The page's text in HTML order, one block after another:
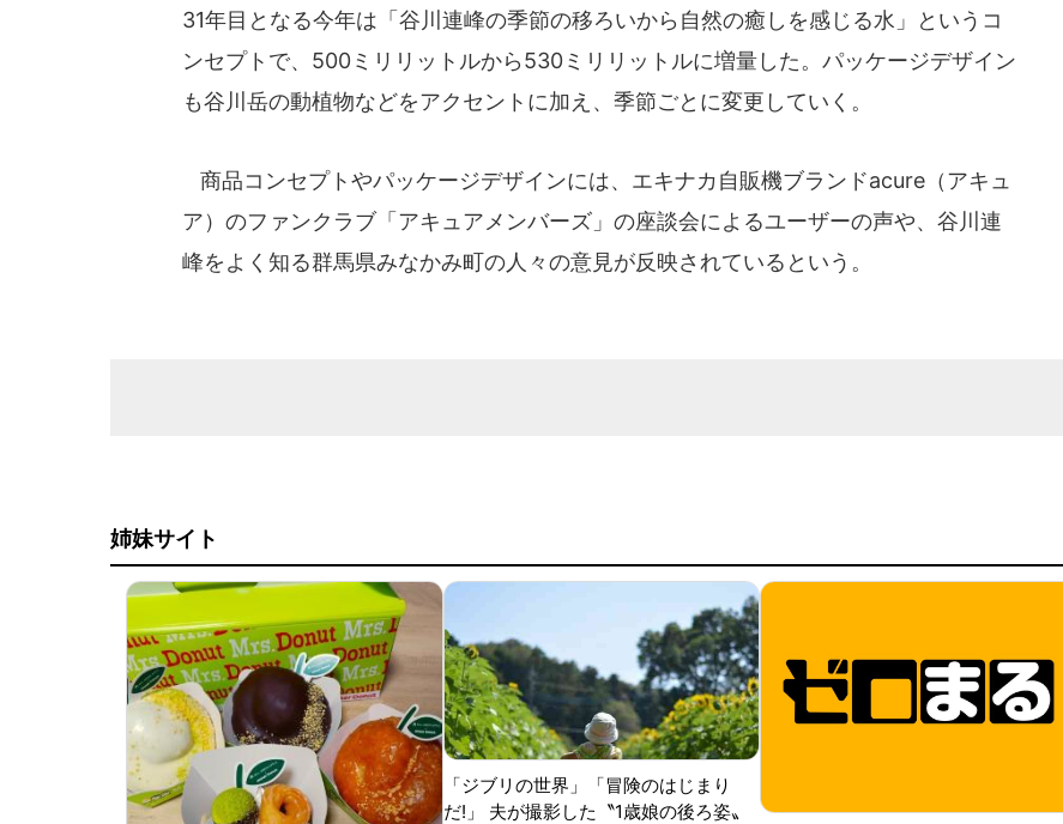
31年目となる今年は「谷川連峰の季節の移ろいから自然の癒しを感じる水」というコ
ンセプトで、500ミリリットルから530ミリリットルに増量した。パッケージデザイン
も谷川岳の動植物などをアクセントに加え、季節ごとに変更していく。
商品コンセプトやパッケージデザインには、エキナカ自販機ブランドacure（アキュ
ア）のファンクラブ「アキュアメンバーズ」の座談会によるユーザーの声や、谷川連
峰をよく知る群馬県みなかみ町の人々の意見が反映されているという。
姉妹サイト
「ジブリの世界」「冒険のはじまり
だ!」 夫が撮影した〝1歳娘の後ろ姿〟